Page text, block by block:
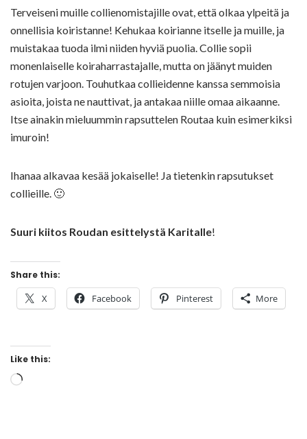
Terveiseni muille collienomistajille ovat, että olkaa ylpeitä ja
onnellisia koiristanne! Kehukaa koirianne itselle ja muille, ja
muistakaa tuoda ilmi niiden hyviä puolia. Collie sopii
monenlaiselle koiraharrastajalle, mutta on jäänyt muiden
rotujen varjoon. Touhutkaa collieidenne kanssa semmoisia
asioita, joista ne nauttivat, ja antakaa niille omaa aikaanne.
Itse ainakin mieluummin rapsuttelen Routaa kuin esimerkiksi
imuroin!
Ihanaa alkavaa kesää jokaiselle! Ja tietenkin rapsutukset
collieille. 🙂
Suuri kiitos Roudan esittelystä Karitalle!
Share this:
X Facebook Pinterest More
Like this:
Loading…